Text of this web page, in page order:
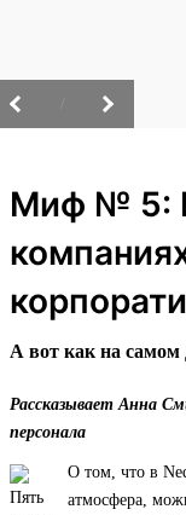
Миф № 5:
А вот как на самом
Рассказывает Анна
персонала
О том, что в
атмосфера,